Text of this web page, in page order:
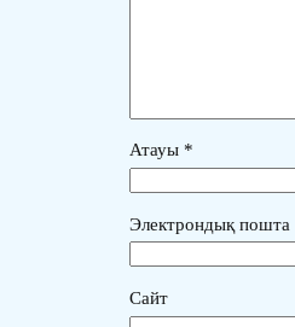
Атауы *
Электрондық пошта
Сайт